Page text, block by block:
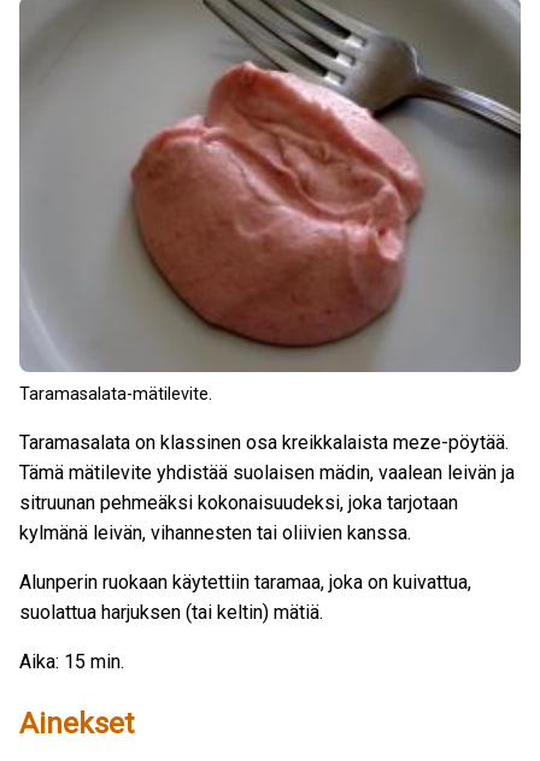
Taramasalata-mätilevite.
Taramasalata on klassinen osa kreikkalaista meze-pöytää.
Tämä mätilevite yhdistää suolaisen mädin, vaalean leivän ja
sitruunan pehmeäksi kokonaisuudeksi, joka tarjotaan
kylmänä leivän, vihannesten tai oliivien kanssa.
Alunperin ruokaan käytettiin taramaa, joka on kuivattua,
suolattua harjuksen (tai keltin) mätiä.
Aika: 15 min.
Ainekset